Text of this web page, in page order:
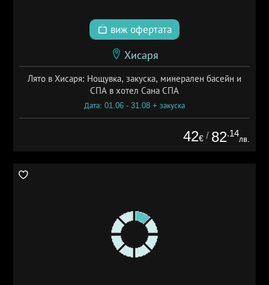
виж офертата
Хисаря
Лято в Хисаря: Нощувка, закуска, минерален басейн и
СПА в хотел Сана СПА
Дата: 01.06 - 31.08 + закуска
42€ / 82.14
лв.